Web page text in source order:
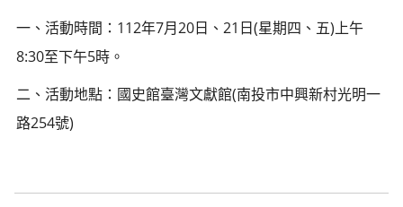
一、活動時間：112年7月20日、21日(星期四、五)上午
8:30至下午5時。
二、活動地點：國史館臺灣文獻館(南投市中興新村光明一
路254號)